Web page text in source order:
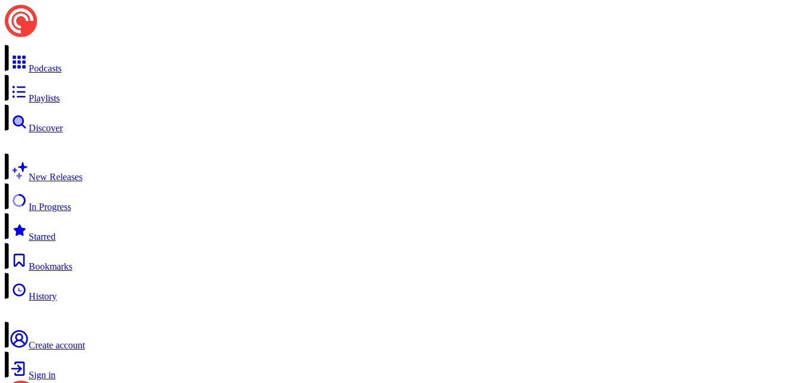
Podcasts
Playlists
Discover
New Releases
In Progress
Starred
Bookmarks
History
Create account
Sign in